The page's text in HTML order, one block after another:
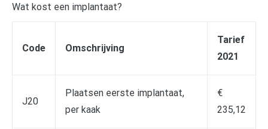
Wat kost een implantaat?
Code Omschrijving
Tarief
2021
J20
Plaatsen eerste implantaat,
per kaak
€
235,12